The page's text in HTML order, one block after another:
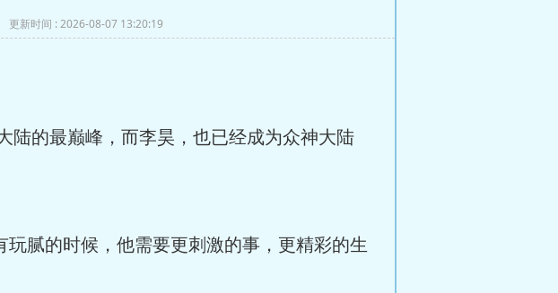
更新时间 : 2026-08-07 13:20:19
的最巅峰，而李昊，也已经成为众神大陆
腻的时候，他需要更刺激的事，更精彩的生